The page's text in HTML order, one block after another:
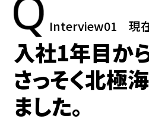
Interview01 現
⼊社1年⽬か
さっそく北極
ました。